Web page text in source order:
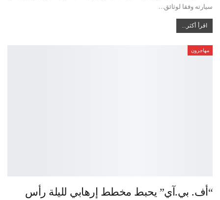
سيارته وفقا لوثائق…
اقرأ أكثر...
مهاجرون
“أف. بي.آي” يحبط مخطط إرهابي لليلة رأس